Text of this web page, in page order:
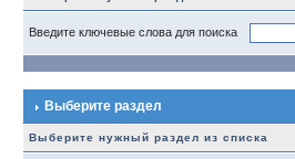
Введите ключевые слова для поиска
Выберите раздел
Выберите нужный раздел из списка